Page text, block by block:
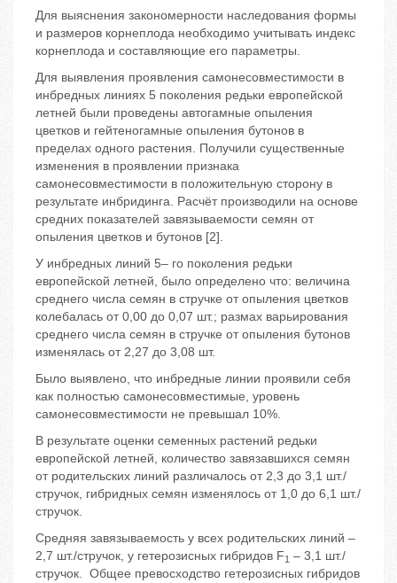
Для выяснения закономерности наследования формы
и размеров корнеплода необходимо учитывать индекс
корнеплода и составляющие его параметры.
Для выявления проявления самонесовместимости в
инбредных линиях 5 поколения редьки европейской
летней были проведены автогамные опыления
цветков и гейтеногамные опыления бутонов в
пределах одного растения. Получили существенные
изменения в проявлении признака
самонесовместимости в положительную сторону в
результате инбридинга. Расчёт производили на основе
средних показателей завязываемости семян от
опыления цветков и бутонов [2].
У инбредных линий 5– го поколения редьки
европейской летней, было определено что: величина
среднего числа семян в стручке от опыления цветков
колебалась от 0,00 до 0,07 шт.; размах варьирования
среднего числа семян в стручке от опыления бутонов
изменялась от 2,27 до 3,08 шт.
Было выявлено, что инбредные линии проявили себя
как полностью самонесовместимые, уровень
самонесовместимости не превышал 10%.
В результате оценки семенных растений редьки
европейской летней, количество завязавшихся семян
от родительских линий различалось от 2,3 до 3,1 шт./
стручок, гибридных семян изменялось от 1,0 до 6,1 шт./
стручок.
Средняя завязываемость у всех родительских линий –
2,7 шт./стручок, у гетерозисных гибридов F1 – 3,1 шт./
стручок. Общее превосходство гетерозисных гибридов